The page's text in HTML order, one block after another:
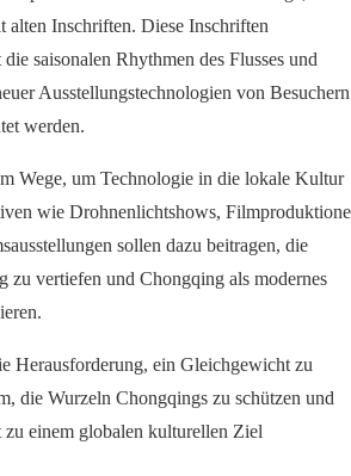
alten Inschriften. Diese Inschriften
saisonalen Rhythmen des Flusses und
Ausstellungstechnologien von Besuchern
werden.
Wege, um Technologie in die lokale Kultur
wie Drohnenlichtshows,
sollen dazu beitragen, die
zu vertiefen und Chongqing als modernes
Herausforderung, ein Gleichgewicht zu
die Wurzeln Chongqings zu schützen und
zu einem globalen kulturellen Ziel